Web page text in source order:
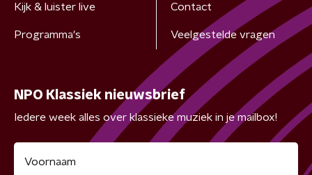
Kijk & luister live
Programma's
Contact
Veelgestelde vragen
NPO Klassiek nieuwsbrief
Iedere week alles over klassieke muziek in je mailbox!